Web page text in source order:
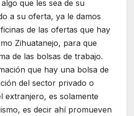
que les sea de su
a su oferta, ya le damos
de las ofertas que hay
Zihuatanejo, para que
de las bolsas de trabajo.
que hay una bolsa de
del sector privado o
extranjero, es solamente
es decir ahí promueven